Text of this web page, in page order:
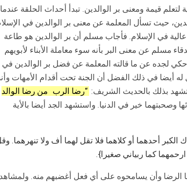
قيمة ومعنى بر الوالدين. تبدأ أحداث الحلقة عندما
حيث تسأل المعلمة عن معنى بر الوالدين في
في الإسلام. فأجاب مسلم أن بر الوالدين هو طاعة
مسلم عن معنى البر بأنه سوء معاملة الأبناء لأبويهم
حكي لجده عن ما قالته المعلمة عن فضل بر الوالدين في
أيضا في ذلك الفضل أن الجنة تحت أقدام الأمهات
بذلك بالحديث الشريف: “رضا الرب من رضا الوالد
وصحبتهما خير في الدنيا. واستشهد الجد أيضا بالأية
الكبر أحدهما أو كلاهما فلا تقل لهما أف ولا تنهرهما.
كما ربياني صغيرا }.
الرضا وأن يسامحوه على أي فعل أغضبهم منه.